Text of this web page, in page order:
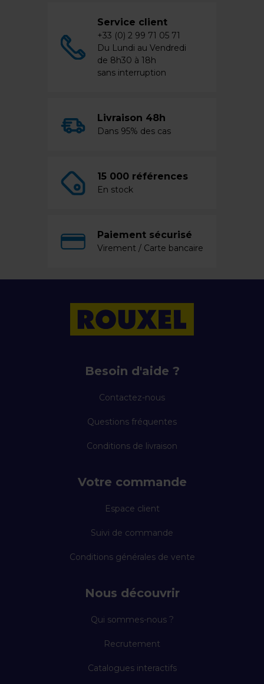
Service client
+33 (0) 2 99 71 05 71
Du Lundi au Vendredi
de 8h30 à 18h
sans interruption
Livraison 48h
Dans 95% des cas
15 000 références
En stock
Paiement sécurisé
Virement / Carte bancaire
Besoin d'aide ?
Contactez-nous
Questions fréquentes
Conditions de livraison
Votre commande
Espace client
Suivi de commande
Conditions générales de vente
Nous découvrir
Qui sommes-nous ?
Recrutement
Catalogues interactifs